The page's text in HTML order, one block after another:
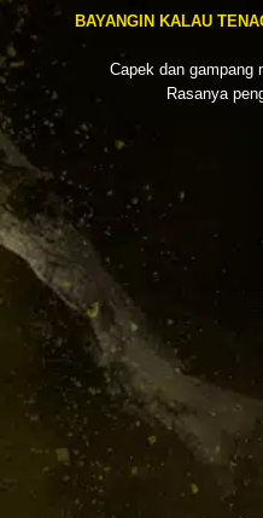
BAYANGIN KALAU
Capek dan gampang
Rasanya